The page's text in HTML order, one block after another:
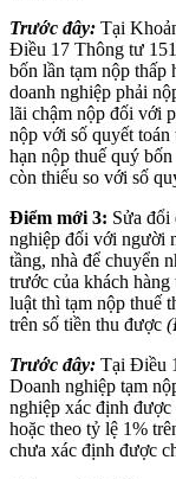
Trước đây: Tại
Điều 17 Thông tư
bốn lần tạm nộp thấp
doanh nghiệp phải
lãi chậm nộp đối với
nộp với số quyết
hạn nộp thuế quý
còn thiếu so với số
Điểm mới 3: Sửa đổi
nghiệp đối với người
tầng, nhà để chuyển
trước của khách
luật thì tạm nộp thuế
trên số tiền thu được
Trước đây: Tại Điều
Doanh nghiệp tạm
nghiệp xác định
hoặc theo tỷ lệ 1%
chưa xác định được